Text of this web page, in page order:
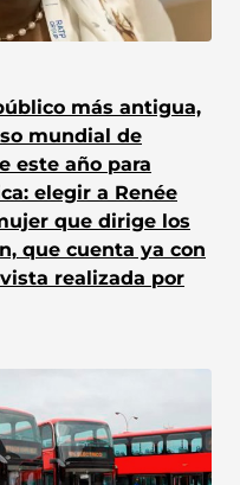
más antigua,
mundial de
este año para
elegir a Renée
que dirige los
que cuenta ya con
realizada por